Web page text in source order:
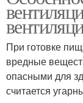
При готовке
вредные
опасными для
считается